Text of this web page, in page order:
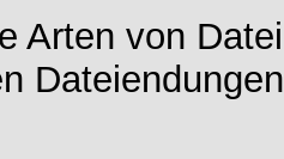
Arten von